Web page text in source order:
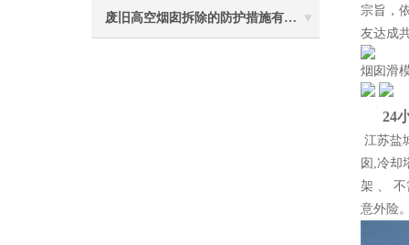
废旧高空烟囱拆除的防护措施有哪些？
宗旨，
友达成
烟囱滑
24
江苏盐
囱,冷却
架 、 不
意外险